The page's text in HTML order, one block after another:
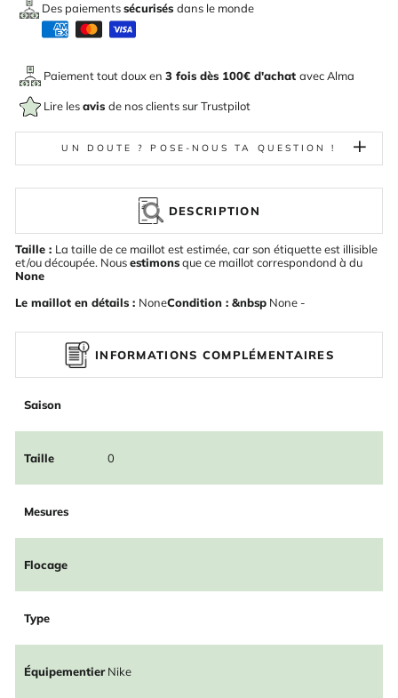
Des paiementssécurisés dans le monde
Paiement tout doux en 3 fois dès 100€ d'achat avecAlma
Lire lesavis de nos clients sur Trustpilot
UN DOUTE ? POSE-NOUS TA QUESTION !
DESCRIPTION
Taille : La taille de ce maillot est estimée, car son étiquette est illisible
et/ou découpée. Nousestimonsque ce maillot correspondond à du
None
Le maillot en détails : NoneCondition : &nbsp None -
INFORMATIONS COMPLÉMENTAIRES
Saison
Taille 0
Mesures
Flocage
Type
Équipementier Nike